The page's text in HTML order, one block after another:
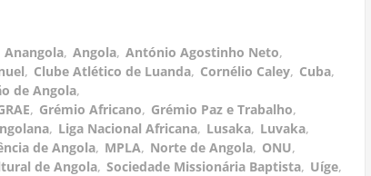
Anangola, Angola, António Agostinho Neto,
, Clube Atlético de Luanda, Cornélio Caley, Cuba,
de Angola,
, Grémio Africano, Grémio Paz e Trabalho,
, Liga Nacional Africana, Lusaka, Luvaka,
de Angola, MPLA, Norte de Angola, ONU,
de Angola, Sociedade Missionária Baptista, Uíge,